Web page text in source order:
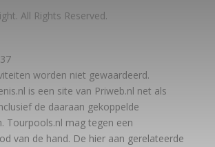
All Rights Reserved.
worden niet gewaardeerd.
is een site van Priweb.nl net als
de daaraan gekoppelde
Tourpools.nl mag tegen een
van de hand. De hier aan gerelateerde